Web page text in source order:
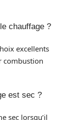
chauffage ?
excellents
combustion
est sec ?
sec lorsqu’il